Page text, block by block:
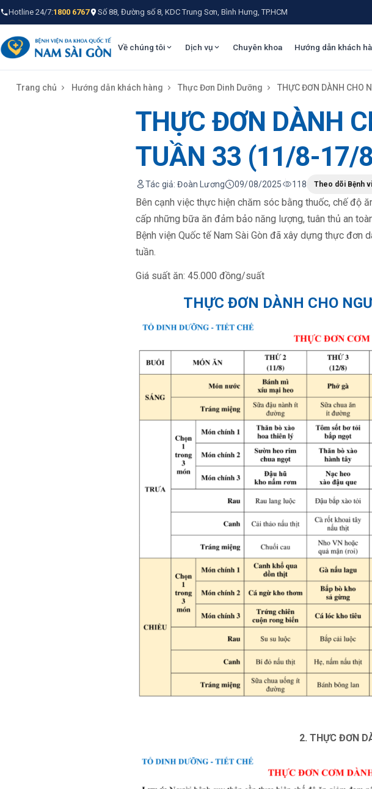
Hotline 24/7:1800 6767 Số 88, Đường số 8, KDC Trung Sơn, Bình Hưng, TP.HCM
Về chúng tôi Dịch vụ Chuyên khoa Hướng dẫn khách
Trang chủ Hướng dẫn khách hàng Thực Đơn Dinh Dưỡng THỰC ĐƠN DÀNH CHO
THỰC ĐƠN DÀNH
TUẦN 33 (11/8-17/
Tác giả: Đoàn Lương 09/08/2025 118 Theo dõi Bệnh
Bên cạnh việc thực hiện chăm sóc bằng thuốc, chế độ
cấp những bữa ăn đảm bảo năng lượng, tuân thủ an
Bệnh viện Quốc tế Nam Sài Gòn đã xây dựng thực
tuần.
Giá suất ăn: 45.000 đồng/suất
THỰC ĐƠN DÀNH CHO
2. THỰC ĐƠN